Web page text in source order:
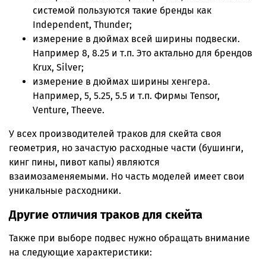
системой пользуются такие бренды как
Independent, Thunder;
измерение в дюймах всей ширины подвески.
Например 8, 8.25 и т.п. Это актально для брендов
Krux, Silver;
измерение в дюймах ширины хенгера.
Например, 5, 5.25, 5.5 и т.п. Фирмы Tensor,
Venture, Theeve.
У всех производителей траков для скейта своя
геометрия, но зачастую расходные части (бушинги,
кинг пины, пивот капы) являются
взаимозаменяемыми. Но часть моделей имеет свои
уникальные расходники.
Другие отличия траков для скейта
Также при выборе подвес нужно обращать внимание
на следующие характеристики: